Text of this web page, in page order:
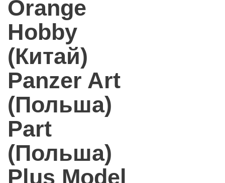
Orange
Hobby
(Китай)
Panzer Art
(Польша)
Part
(Польша)
Plus Model